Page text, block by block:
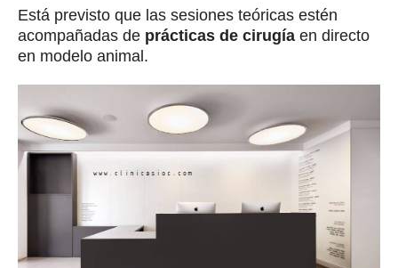
Está previsto que las sesiones teóricas estén
acompañadas de prácticas de cirugía en directo
en modelo animal.